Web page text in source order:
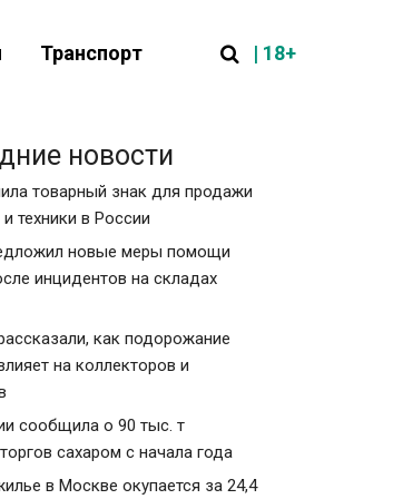
Транспорт | 18+
новости
товарный знак для продажи
техники в России
новые меры помощи
инцидентов на складах
как подорожание
на коллекторов и
сообщила о 90 тыс. т
сахаром с начала года
в Москве окупается за 24,4